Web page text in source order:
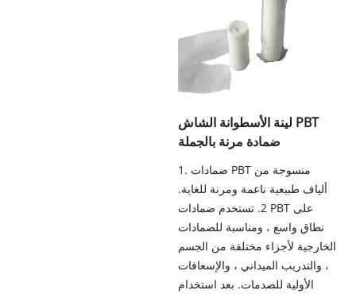
لينة الأسطوانة الشاش PBT
ضمادة مرنة بالجملة
1. ضمادات PBT منسوجة من
ألياف طبيعية ناعمة ومرنة للغاية.
2. تستخدم ضمادات PBT على
نطاق واسع ، ومناسبة للضمادات
الخارجية لأجزاء مختلفة من الجسم
، والتدريب الميداني ، والإسعافات
الأولية للصدمات. بعد استخدام